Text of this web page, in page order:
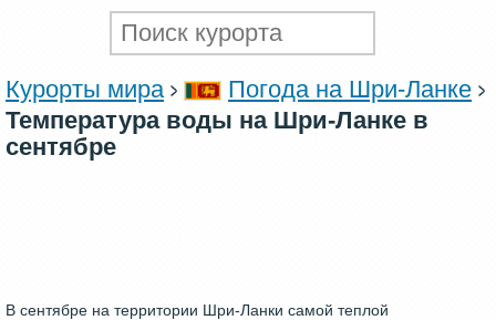
Курорты мира
Погода на Шри-Ланке
Температура воды на Шри-Ланке в
сентябре
В сентябре на территории Шри-Ланки самой теплой